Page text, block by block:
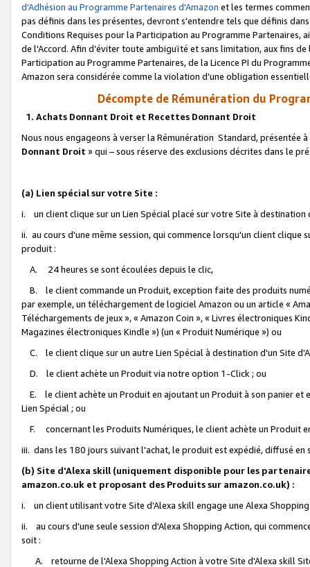
d’Adhésion au Programme Partenaires d'Amazon et les termes
pas définis dans les présentes, devront s'entendre tels que définis
Conditions Requises pour la Participation au Programme Partenaires,
de l'Accord. Afin d’éviter toute ambiguïté et sans limitation, aux fins
Participation au Programme Partenaires, de la Licence PI du
Amazon sera considérée comme la violation d’une obligation
Décompte de Rémunération du
1. Achats Donnant Droit et Recettes Donnant Droit
Nous nous engageons à verser la Rémunération Standard, présentée
Donnant Droit » qui – sous réserve des exclusions décrites dans le
(a) Lien spécial sur votre Site :
i. un client clique sur un Lien Spécial placé sur votre Site à destination
ii. au cours d'une même session, qui commence lorsqu'un client
produit :
A. 24 heures se sont écoulées depuis le clic,
B. le client commande un Produit, exception faite des produits
par exemple, un téléchargement de logiciel Amazon ou un article «
Téléchargements de jeux », « Amazon Coin », « Livres électroniques
Magazines électroniques Kindle ») (un « Produit Numérique ») ou
C. le client clique sur un autre Lien Spécial à destination d'un Site
D. le client achète un Produit via notre option 1-Click ; ou
E. le client achète un Produit en ajoutant un Produit à son panier et
Lien Spécial ; ou
F. concernant les Produits Numériques, le client achète un Produit
iii. dans les 180 jours suivant l'achat, le produit est expédié, diffusé
(b) Site d'Alexa skill (uniquement disponible pour les
amazon.co.uk et proposant des Produits sur amazon.co.uk) :
i. un client utilisant votre Site d'Alexa skill engage une Alexa
ii. au cours d'une seule session d'Alexa Shopping Action, qui
soit :
A. retourne de l'Alexa Shopping Action à votre Site d'Alexa skill